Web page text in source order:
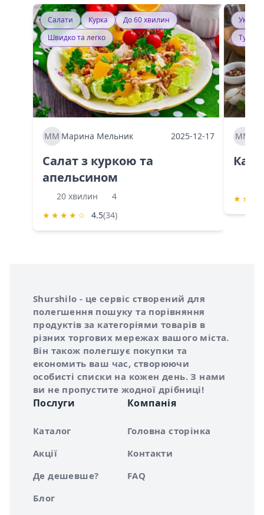
Салати Курка
До 60 хвилин
Швидко та легко
ММ Марина Мельник 2025-12-17
Салат з куркою та
апельсином
20 хвилин
4
★ ★ ★ ★ ☆ 4.5(34)
ММ
★ ★
Про сервіс Shurshilo
Shurshilo - це сервіс створений для
полегшення пошуку та порівняння
продуктів за категоріями товарів в
різних торгових мережах вашого міста.
Він також полегшує покупки та
економить ваш час, створюючи
особисті списки на кожен день. З нами
ви не пропустите жодної дрібниці!
Послуги
Каталог
Акції
Де дешевше?
Блог
Компанія
Головна сторінка
Контакти
FAQ